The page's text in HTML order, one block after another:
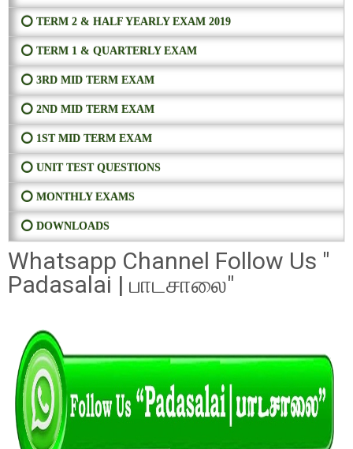
⭕ TERM 2 & HALF YEARLY EXAM 2019
⭕ TERM 1 & QUARTERLY EXAM
⭕ 3RD MID TERM EXAM
⭕ 2ND MID TERM EXAM
⭕ 1ST MID TERM EXAM
⭕ UNIT TEST QUESTIONS
⭕ MONTHLY EXAMS
⭕ DOWNLOADS
Whatsapp Channel Follow Us "
Padasalai | பாடசாலை"